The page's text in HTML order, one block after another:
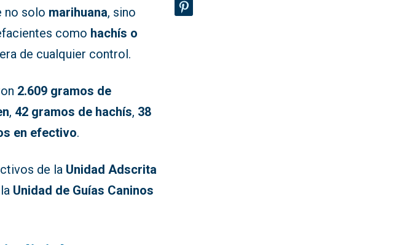
no solo marihuana, sino
como hachís o
de cualquier control.
2.609 gramos de
, 42 gramos de hachís, 38
en efectivo.
de la Unidad Adscrita
Unidad de Guías Caninos